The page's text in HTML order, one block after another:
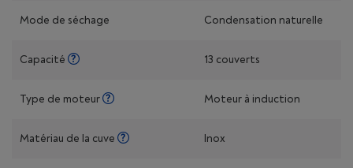
Mode de séchage Condensation naturelle
Capacité 13 couverts
Type de moteur Moteur à induction
Matériau de la cuve Inox